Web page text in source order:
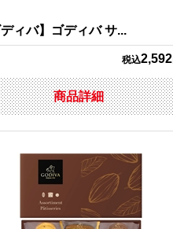
ディバ】ゴディバ サ...
税込2,592
商品詳細